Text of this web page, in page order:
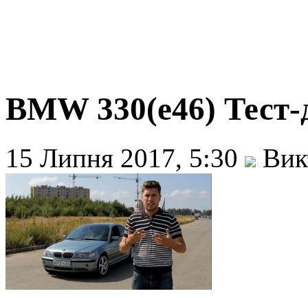
BMW 330(e46)
15 Липня 2017, 5:30